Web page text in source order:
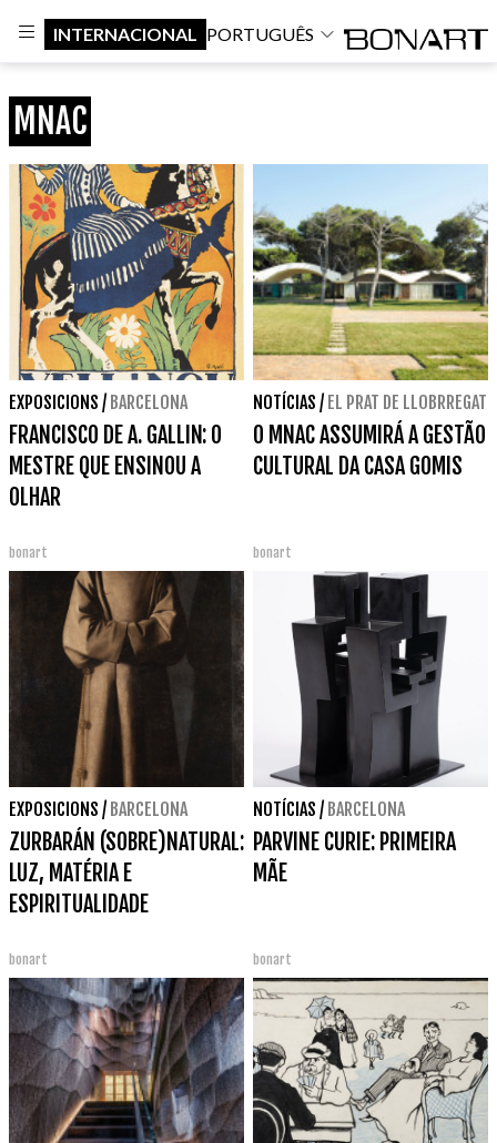
INTERNACIONAL PORTUGUÊS
MNAC
EXPOSICIONS / BARCELONA
FRANCISCO DE A. GALLIN: O
MESTRE QUE ENSINOU A
OLHAR
bonart
NOTÍCIAS / EL PRAT DE LLOBRREGAT
O MNAC ASSUMIRÁ A GESTÃO
CULTURAL DA CASA GOMIS
bonart
EXPOSICIONS / BARCELONA
ZURBARÁN (SOBRE)NATURAL:
LUZ, MATÉRIA E
ESPIRITUALIDADE
bonart
NOTÍCIAS / BARCELONA
PARVINE CURIE: PRIMEIRA
MÃE
bonart